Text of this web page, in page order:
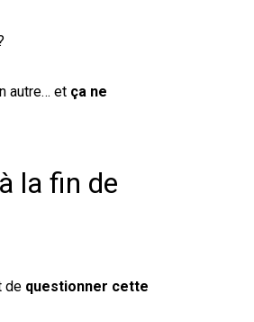
autre… et ça ne
la fin de
de questionner cette